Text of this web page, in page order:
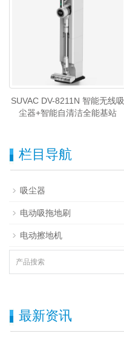
SUVAC DV-8211N 智能无线吸
尘器+智能自清洁全能基站
栏目导航
吸尘器
电动吸拖地刷
电动擦地机
最新资讯